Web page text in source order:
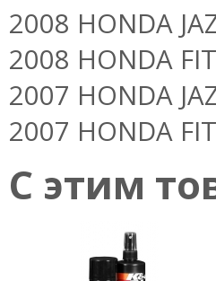
2008 HONDA
2008 HONDA
2007 HONDA
2007 HONDA
С этим